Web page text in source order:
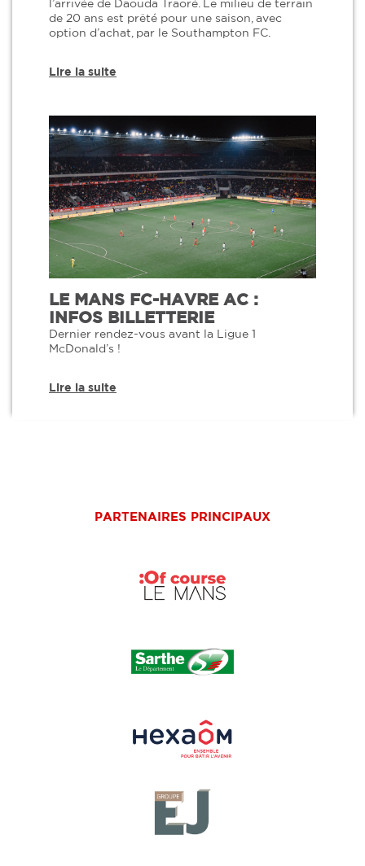
l’arrivée de Daouda Traoré. Le milieu de terrain
de 20 ans est prêté pour une saison, avec
option d’achat, par le Southampton FC.
Lire la suite
LE MANS FC-HAVRE AC :
INFOS BILLETTERIE
Dernier rendez-vous avant la Ligue 1
McDonald’s !
Lire la suite
PARTENAIRES PRINCIPAUX